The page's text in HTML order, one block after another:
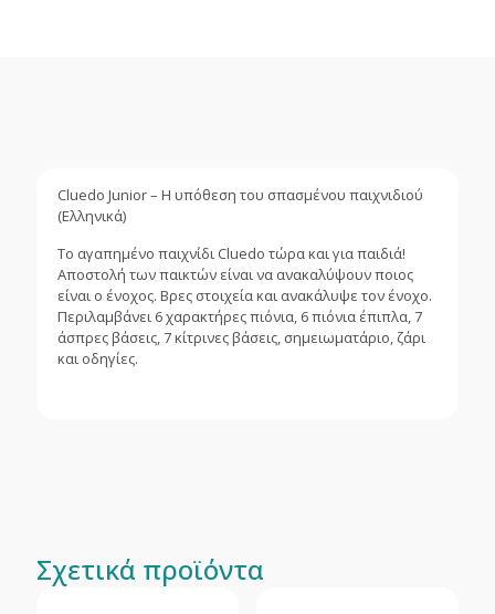
Cluedo Junior – Η υπόθεση του σπασμένου παιχνιδιού
(Ελληνικά)
Το αγαπημένο παιχνίδι Cluedo τώρα και για παιδιά!
Αποστολή των παικτών είναι να ανακαλύψουν ποιος
είναι ο ένοχος. Βρες στοιχεία και ανακάλυψε τον ένοχο.
Περιλαμβάνει 6 χαρακτήρες πιόνια, 6 πιόνια έπιπλα, 7
άσπρες βάσεις, 7 κίτρινες βάσεις, σημειωματάριο, ζάρι
και οδηγίες.
Σχετικά προϊόντα